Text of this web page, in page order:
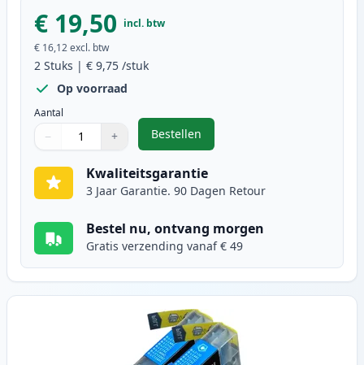
€ 19,50 incl. btw
€ 16,12excl. btw
2 Stuks | € 9,75 /stuk
Op voorraad
Aantal
Gebruik de knoppen om aan te passen
− +
1
Bestellen
,2 stuks Brother LC1240BK
Kwaliteitsgarantie
3 Jaar Garantie. 90 Dagen Retour
Bestel nu, ontvang morgen
Gratis verzending vanaf € 49